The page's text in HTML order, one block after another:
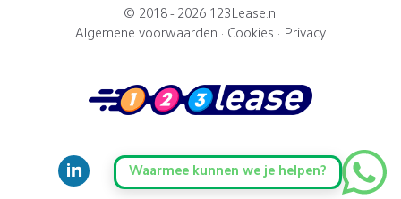
© 2018 - 2026 123Lease.nl
Algemene voorwaarden · Cookies · Privacy
Waarmee kunnen we je helpen?